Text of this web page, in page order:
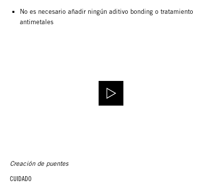
No es necesario añadir ningún aditivo bonding o tratamiento
antimetales
Creación de puentes
CUIDADO